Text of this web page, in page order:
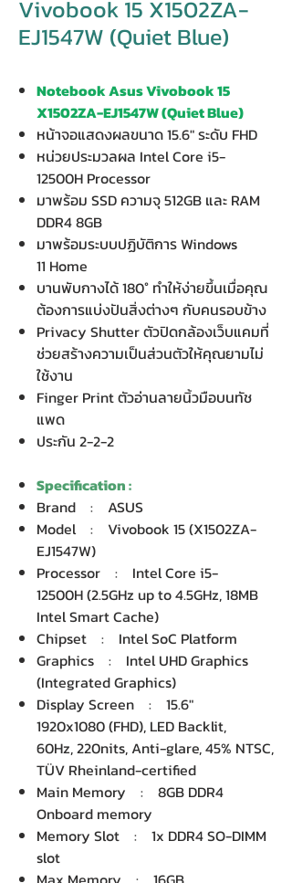
Vivobook 15 X1502ZA-
EJ1547W (Quiet Blue)
Notebook Asus Vivobook 15
X1502ZA-EJ1547W (Quiet Blue)
หน้าจอแสดงผลขนาด 15.6" ระดับ FHD
หน่วยประมวลผล Intel Core i5-
12500H Processor
มาพร้อม SSD ความจุ 512GB และ RAM
DDR4 8GB
มาพร้อมระบบปฏิบัติการ Windows
11 Home
บานพับกางได้ 180° ทำให้ง่ายขึ้นเมื่อคุณ
ต้องการแบ่งปันสิ่งต่างๆ กับคนรอบข้าง
Privacy Shutter ตัวปิดกล้องเว็บแคมที่
ช่วยสร้างความเป็นส่วนตัวให้คุณยามไม่
ใช้งาน
Finger Print ตัวอ่านลายนิ้วมือบนทัช
แพด
ประกัน 2-2-2
Specification :
Brand : ASUS
Model : Vivobook 15 (X1502ZA-
EJ1547W)
Processor : Intel Core i5-
12500H (2.5GHz up to 4.5GHz, 18MB
Intel Smart Cache)
Chipset : Intel SoC Platform
Graphics : Intel UHD Graphics
(Integrated Graphics)
Display Screen : 15.6"
1920x1080 (FHD), LED Backlit,
60Hz, 220nits, Anti-glare, 45% NTSC,
TÜV Rheinland-certified
Main Memory : 8GB DDR4
Onboard memory
Memory Slot : 1x DDR4 SO-DIMM
slot